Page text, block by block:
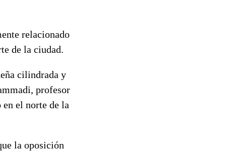
relacionado
de la ciudad.
cilindrada y
profesor
el norte de la
la oposición